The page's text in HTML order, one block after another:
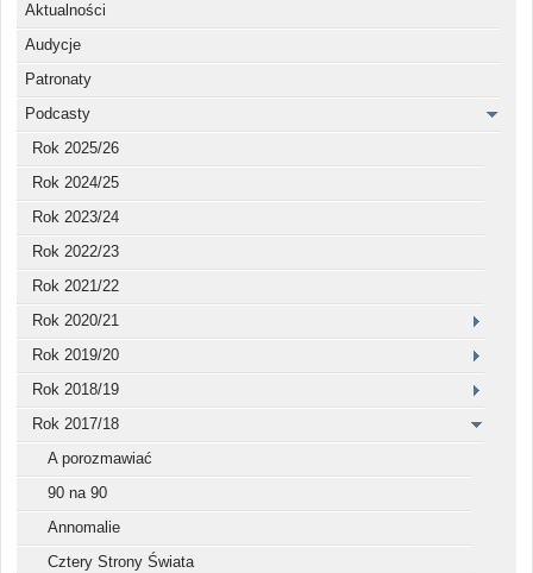
Aktualności
Audycje
Patronaty
Podcasty
Rok 2025/26
Rok 2024/25
Rok 2023/24
Rok 2022/23
Rok 2021/22
Rok 2020/21
Rok 2019/20
Rok 2018/19
Rok 2017/18
A porozmawiać
90 na 90
Annomalie
Cztery Strony Świata